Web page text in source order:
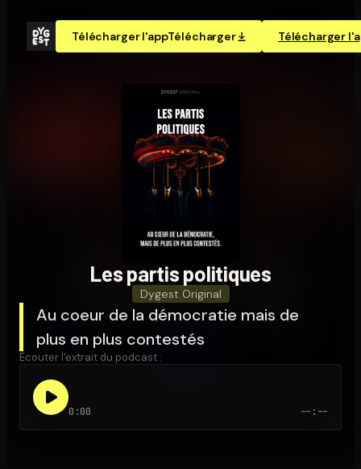
Télécharger l'appTélécharger Télécharger
Ouvre l'app Appareil photo, pointe sur le code. C'est gratuit à
Les partis politiques
Dygest Original
Au coeur de la démocratie mais de
plus en plus contestés
Écouter l'extrait du podcast :
0:00 --:--